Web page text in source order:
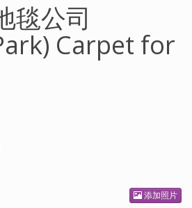
毯公司
Carpet for
添加照片